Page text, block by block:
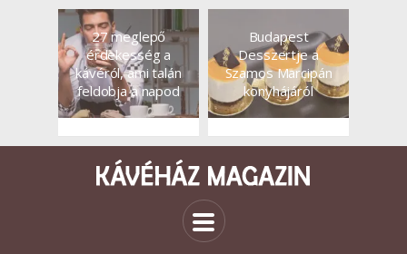
27 meglepő
érdekesség a
kávéról, ami talán
feldobja a napod
Budapest
Desszertje a
Szamos Marcipán
konyhájáról